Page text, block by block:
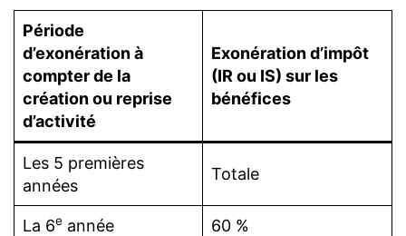
Période
d’exonération à
compter de la
création ou reprise
d’activité
Exonération d’impôt
(IR ou IS) sur les
bénéfices
Les 5 premières
années
Totale
La 6e année 60 %